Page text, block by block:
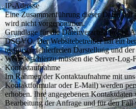
IP-Adresse
Eine Zusammenführung dieser Daten mit
wird nicht vorgenommen.
Grundlage für die Datenverarbeitung ist
DSGVO. Der Websitebetreiber hat ein
technisch fehlerfreien Darstellung und
Website – hierzu müssen die Server-Log-
Kontaktaufnahme
Im Rahmen der Kontaktaufnahme mit
Kontaktformular oder E-Mail) werden
erhoben. Ihre angegebenen Kontaktdaten
Bearbeitung der Anfrage und für den Fall